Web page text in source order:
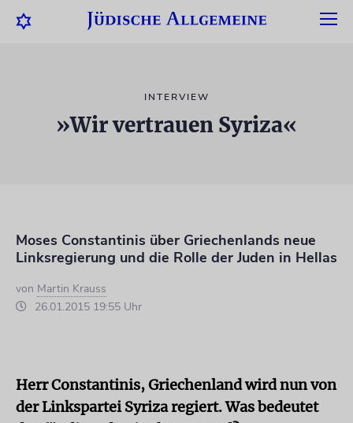
INTERVIEW
»Wir vertrauen Syriza«
Moses Constantinis über Griechenlands neue
Linksregierung und die Rolle der Juden in Hellas
von Martin Krauss
26.01.2015 19:55 Uhr
Herr Constantinis, Griechenland wird nun von
der Linkspartei Syriza regiert. Was bedeutet